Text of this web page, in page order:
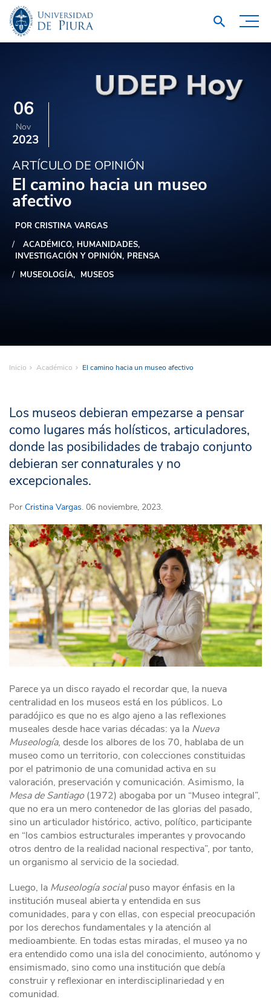
06
Nov
2023
ARTÍCULO DE OPINIÓN
El camino hacia un museo
afectivo
POR CRISTINA VARGAS
ACADÉMICO HUMANIDADES
INVESTIGACIÓN Y OPINIÓN PRENSA
MUSEOLOGÍA
MUSEOS
Inicio Académico El camino hacia un museo afectivo
Los museos debieran empezarse a pensar
como lugares más holísticos, articuladores,
donde las posibilidades de trabajo conjunto
debieran ser connaturales y no
excepcionales.
Por Cristina Vargas. 06 noviembre, 2023.
Parece ya un disco rayado el recordar que, la nueva
centralidad en los museos está en los públicos. Lo
paradójico es que no es algo ajeno a las reflexiones
museales desde hace varias décadas: ya la Nueva
Museología, desde los albores de los 70, hablaba de un
museo como un territorio, con colecciones constituidas
por el patrimonio de una comunidad activa en su
valoración, preservación y comunicación. Asimismo, la
Mesa de Santiago(1972) abogaba por un “Museo integral”,
que no era un mero contenedor de las glorias del pasado,
sino un articulador histórico, activo, político, participante
en “los cambios estructurales imperantes y provocando
otros dentro de la realidad nacional respectiva”, por tanto,
un organismo al servicio de la sociedad.
Luego, la Museología socialpuso mayor énfasis en la
institución museal abierta y entendida en sus
comunidades, para y con ellas, con especial preocupación
por los derechos fundamentales y la atención al
medioambiente. En todas estas miradas, el museo ya no
era entendido como una isla del conocimiento, autónomo y
ensimismado, sino como una institución que debía
construir y reflexionar en interdisciplinariedad y en
comunidad.